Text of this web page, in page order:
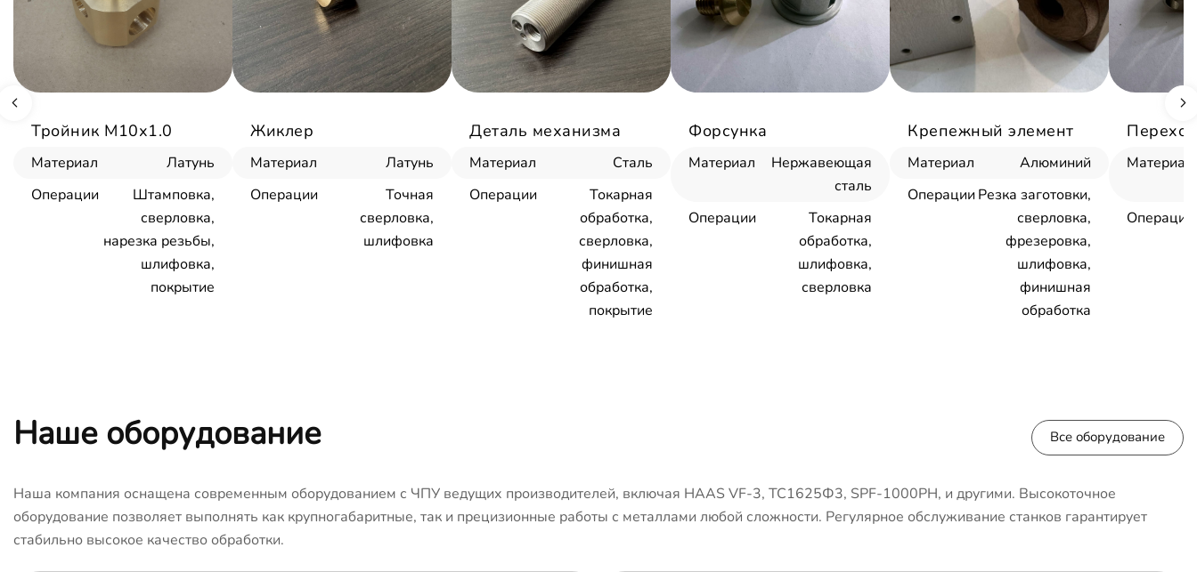
Тройник М10х1.0
Материал
Латунь
Операции
Штамповка,
сверловка,
нарезка резьбы,
шлифовка,
покрытие
Жиклер
Материал
Латунь
Операции
Точная
сверловка,
шлифовка
Деталь механизма
Материал
Сталь
Операции
Токарная
обработка,
сверловка,
финишная
обработка,
покрытие
Форсунка
Материал
Нержавеющая
сталь
Операции
Токарная
обработка,
шлифовка,
сверловка
Крепежный элемент
Материал
Алюминий
Операции Резка заготовки,
сверловка,
фрезеровка,
шлифовка,
финишная
обработка
Материал
Операции
Наше оборудование Все оборудование
Наша компания оснащена современным оборудованием с ЧПУ ведущих производителей, включая HAAS VF-3, ТС1625Ф3, SPF-1000PH, и другими. Высокоточное
оборудование позволяет выполнять как крупногабаритные, так и прецизионные работы с металлами любой сложности. Регулярное обслуживание станков гарантирует
стабильно высокое качество обработки.